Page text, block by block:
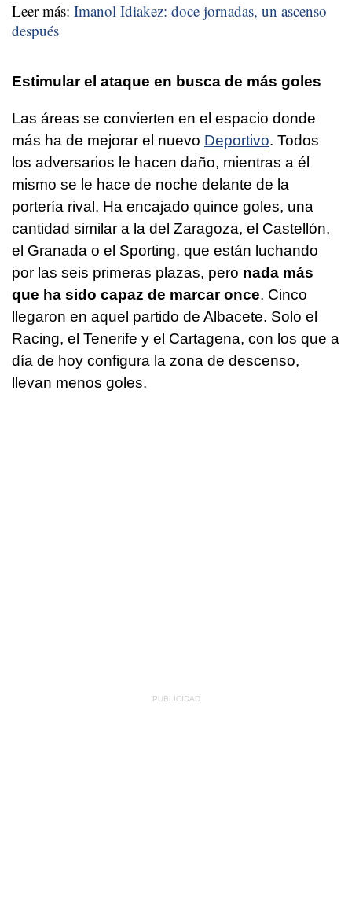
Leer más: Imanol Idiakez: doce jornadas, un ascenso
después
Estimular el ataque en busca de más goles
Las áreas se convierten en el espacio donde
más ha de mejorar el nuevo Deportivo. Todos
los adversarios le hacen daño, mientras a él
mismo se le hace de noche delante de la
portería rival. Ha encajado quince goles, una
cantidad similar a la del Zaragoza, el Castellón,
el Granada o el Sporting, que están luchando
por las seis primeras plazas, pero nada más
que ha sido capaz de marcar once. Cinco
llegaron en aquel partido de Albacete. Solo el
Racing, el Tenerife y el Cartagena, con los que a
día de hoy configura la zona de descenso,
llevan menos goles.